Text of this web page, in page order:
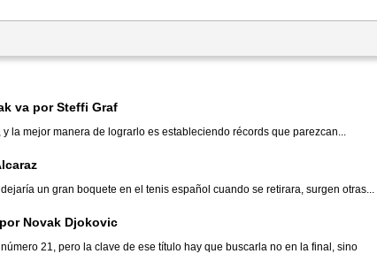
va por Steffi Graf
la mejor manera de lograrlo es estableciendo récords que parezcan...
un gran boquete en el tenis español cuando se retirara, surgen otras...
Novak Djokovic
21, pero la clave de ese título hay que buscarla no en la final, sino